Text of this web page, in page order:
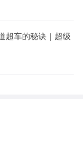
超车的秘诀 | 超级